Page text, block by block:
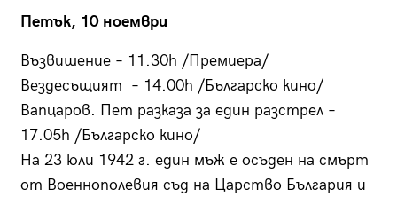
Петък, 10 ноември
Възвишение – 11.30h /Премиера/
Вездесъщият – 14.00h /Българско кино/
Вапцаров. Пет разказа за един разстрел –
17.05h /Българско кино/
На 23 юли 1942 г. един мъж е осъден на смърт
от Военнополевия съд на Царство България и